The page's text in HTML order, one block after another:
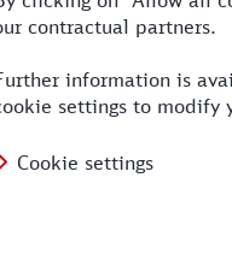
Sie in